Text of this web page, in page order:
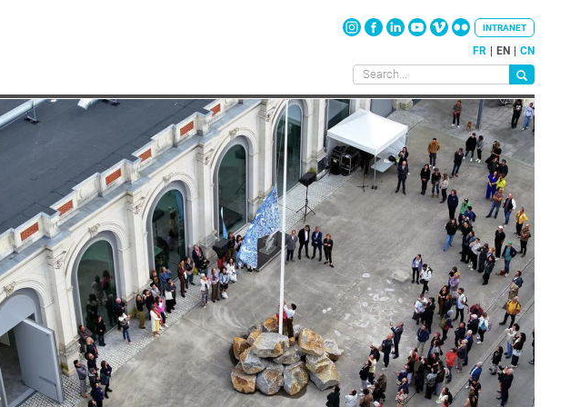
FR EN CN
INTRANET